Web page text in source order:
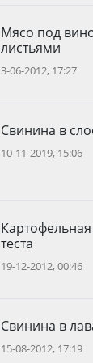
Мясо под
листьями
3-06-2012, 17:27
Свинина в
10-11-2019, 15:06
теста
19-12-2012, 00:46
Свинина в
15-08-2012, 17:19